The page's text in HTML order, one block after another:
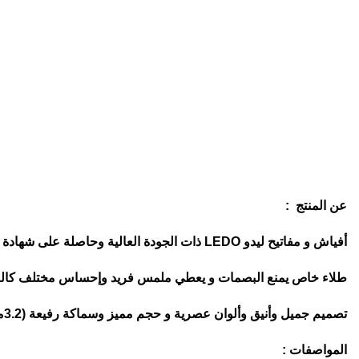
عن المنتج :
أفياش و مفاتيح ليدو LEDO ذات الجودة العالية وحاصلة على شهادة الهيئة السعودية للمواصفات و المقاييس
طلاء خاص يمنع البصمات و يعطي ملمس فريد وإحساس مختلف
تصميم جميل وأنيق وألوان عصرية و حجم مميز وسماكة رفيعة (3.2ملم) لتضفي لمسة من الرقي و الأصالة
المواصفات :